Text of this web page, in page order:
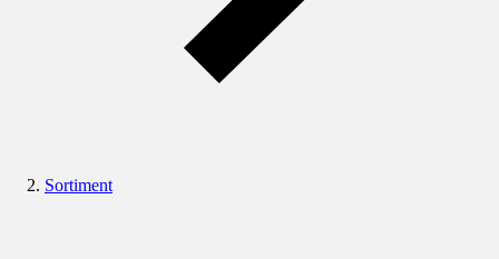
Sortiment